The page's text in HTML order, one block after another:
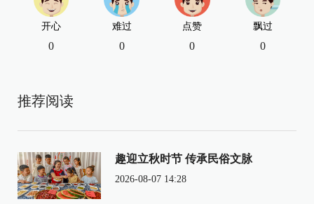
开心
0
难过
0
点赞
0
飘过
0
推荐阅读
趣迎立秋时节 传承民俗文脉
2026-08-07 14:28